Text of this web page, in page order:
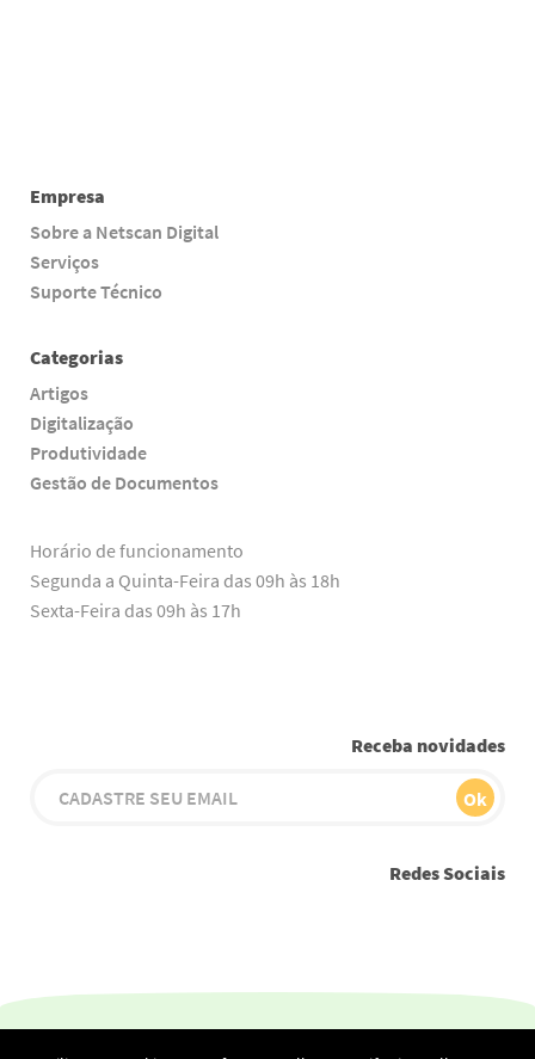
Empresa
Sobre a Netscan Digital
Serviços
Suporte Técnico
Categorias
Artigos
Digitalização
Produtividade
Gestão de Documentos
Horário de funcionamento
Segunda a Quinta-Feira das 09h às 18h
Sexta-Feira das 09h às 17h
Receba novidades
Redes Sociais